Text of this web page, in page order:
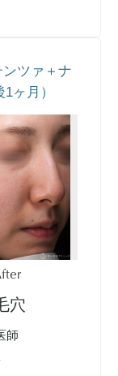
ンツァ＋ナ
ヶ月）
穴
師